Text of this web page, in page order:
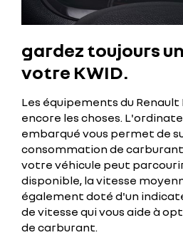
gardez toujours
votre KWID.
Les équipements du
encore les choses.
embarqué vous permet de
consommation de
votre véhicule peut
disponible, la vitesse
également doté d'un
de vitesse qui vous aide à
de carburant.